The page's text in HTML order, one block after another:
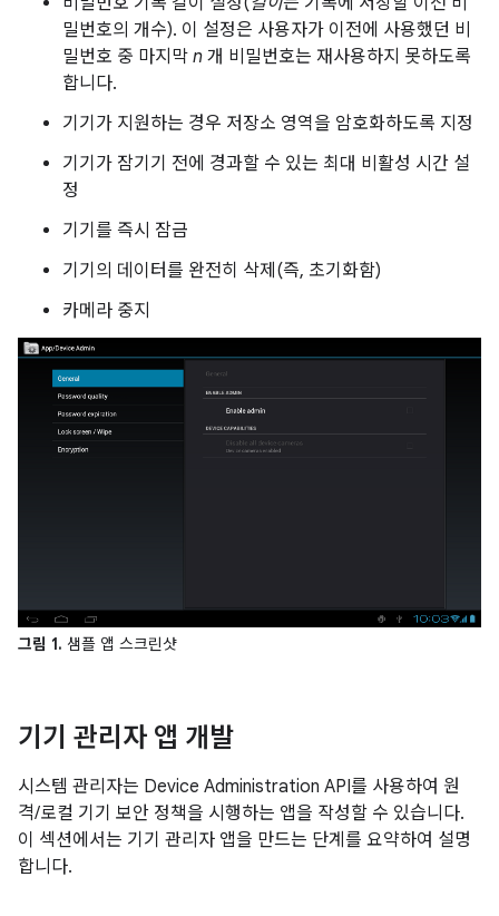
밀번호의 개수). 이 설정은 사용자가 이전에 사용했던 비
밀번호 중 마지막 n 개 비밀번호는 재사용하지 못하도록
합니다.
기기가 지원하는 경우 저장소 영역을 암호화하도록 지정
기기가 잠기기 전에 경과할 수 있는 최대 비활성 시간 설
정
기기를 즉시 잠금
기기의 데이터를 완전히 삭제(즉, 초기화함)
카메라 중지
그림 1. 샘플 앱 스크린샷
기기 관리자 앱 개발
시스템 관리자는 Device Administration API를 사용하여 원
격/로컬 기기 보안 정책을 시행하는 앱을 작성할 수 있습니다.
이 섹션에서는 기기 관리자 앱을 만드는 단계를 요약하여 설명
합니다.